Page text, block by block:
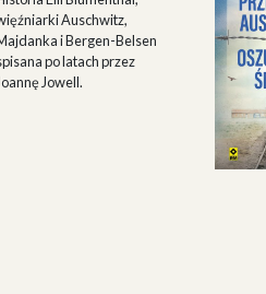
Auschwitz,
i Bergen-Belsen
po latach przez
Jowell.